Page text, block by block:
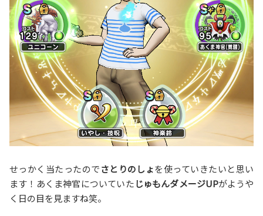
せっかく当たったのでさとりのしょを使っていきたいと思い
ます！あくま神官についていたじゅもんダメージUPがようや
く日の目を見ますね笑。